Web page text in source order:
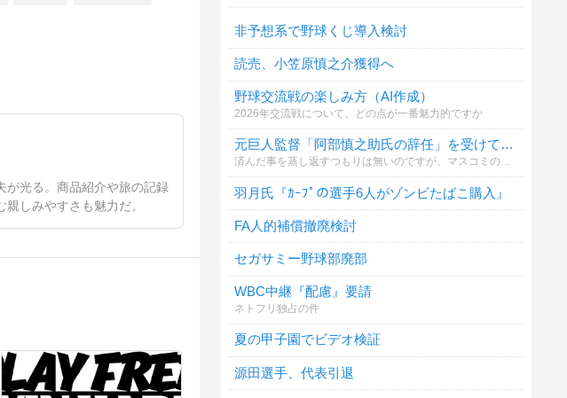
が光る。商品紹介や旅の記録
しみやすさも魅力だ。
非予想系で野球くじ導入検討
読売、小笠原慎之介獲得へ
野球交流戦の楽しみ方（AI作成）
2026年交流戦について、どの点が一番魅力的ですか
元巨人監督「阿部慎之助氏の辞任」を受けてどう思われますか？
済んだ事を蒸し返すつもりは無いのですが、マスコミの報道や球団の対応に個人的には納得していない部分があって、皆さんのお声を伺いたいと思います。
羽月氏『ｶｰﾌﾟの選手6人がゾンビたばこ購入』
FA人的補償撤廃検討
セガサミー野球部廃部
WBC中継『配慮』要請
ネトフリ独占の件
夏の甲子園でビデオ検証
源田選手、代表引退